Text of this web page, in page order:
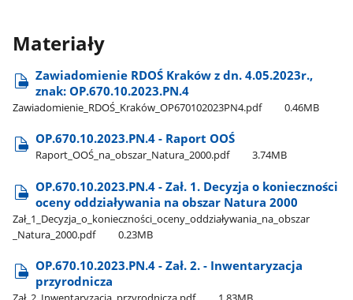
Materiały
Zawiadomienie RDOŚ Kraków z dn. 4.05.2023r.,
znak: OP.670.10.2023.PN.4
Zawiadomienie​_RDOŚ​_Kraków​_OP670102023PN4.pdf 0.46MB
OP.670.10.2023.PN.4 - Raport OOŚ
Raport​_OOŚ​_na​_obszar​_Natura​_2000.pdf 3.74MB
OP.670.10.2023.PN.4 - Zał. 1. Decyzja o konieczności
oceny oddziaływania na obszar Natura 2000
Zał​_1​_Decyzja​_o​_konieczności​_oceny​_oddziaływania​_na​_obszar​
_Natura​_2000.pdf
0.23MB
OP.670.10.2023.PN.4 - Zał. 2. - Inwentaryzacja
przyrodnicza